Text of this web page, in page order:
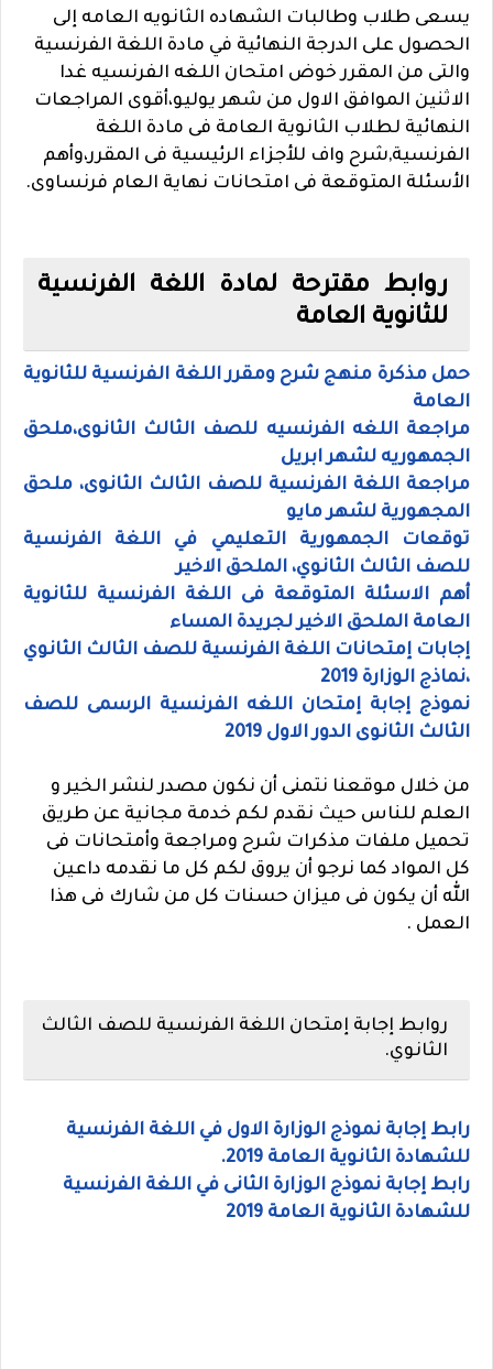
يسعى طلاب وطالبات الشهاده الثانويه العامه إلى
الحصول على الدرجة النهائية في مادة اللغة الفرنسية
والتى من المقرر خوض امتحان اللغه الفرنسيه غدا
الاثنين الموافق الاول من شهر يوليو،أقوى المراجعات
النهائية لطلاب الثانوية العامة فى مادة اللغة
الفرنسية,شرح واف للأجزاء الرئيسية فى المقرر،وأهم
الأسئلة المتوقعة فى امتحانات نهاية العام فرنساوى.
روابط مقترحة لمادة اللغة الفرنسية
للثانوية العامة
حمل مذكرة منهج شرح ومقرر اللغة الفرنسية للثانوية
العامة
مراجعة اللغه الفرنسيه للصف الثالث الثانوى،ملحق
الجمهوريه لشهر ابريل
مراجعة اللغة الفرنسية للصف الثالث الثانوى، ملحق
المجهورية لشهر مايو
توقعات الجمهورية التعليمي في اللغة الفرنسية
للصف الثالث الثانوي، الملحق الاخير
أهم الاسئلة المتوقعة فى اللغة الفرنسية للثانوية
العامة الملحق الاخير لجريدة المساء
إجابات إمتحانات اللغة الفرنسية للصف الثالث الثانوي
،نماذج الوزارة 2019
نموذج إجابة إمتحان اللغه الفرنسية الرسمى للصف
الثالث الثانوى الدور الاول 2019
من خلال موقعنا نتمنى أن نكون مصدر لنشر الخير و
العلم للناس حيث نقدم لكم خدمة مجانية عن طريق
تحميل ملفات مذكرات شرح ومراجعة وأمتحانات فى
كل المواد كما نرجو أن يروق لكم كل ما نقدمه داعين
الله أن يكون فى ميزان حسنات كل من شارك فى هذا
العمل .
روابط إجابة إمتحان اللغة الفرنسية للصف الثالث
الثانوي.
رابط إجابة نموذج الوزارة الاول في اللغة الفرنسية
للشهادة الثانوية العامة 2019.
رابط إجابة نموذج الوزارة الثانى في اللغة الفرنسية
للشهادة الثانوية العامة 2019